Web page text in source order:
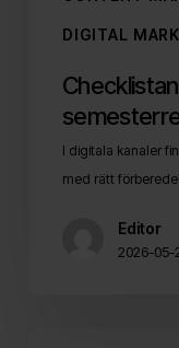
DIGITAL
I digitala kanaler
med rätt
Editor
2026-05-